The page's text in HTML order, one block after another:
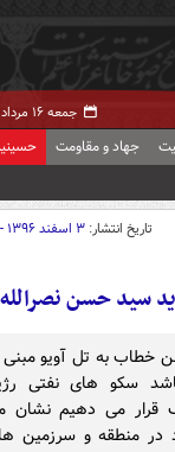
جمعه ۱۶ مرداد ۱۴۰۵ -
جهاد و مقاومت
تاریخ انتشار: ۳ اسفند ۱۳۹۶ - ۰۴:۴۵
سید حسن
خطاب به تل آویو مبنی
سکو های نفتی
قرار می دهیم نشان
در منطقه و سرزمین